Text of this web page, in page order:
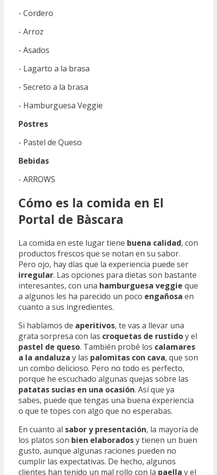
- Cordero
- Arroz
- Asados
- Lagarto a la brasa
- Secreto a la brasa
- Hamburguesa Veggie
Postres
- Pastel de Queso
Bebidas
- ARROWS
Cómo es la comida en El
Portal de Bàscara
La comida en este lugar tiene buena calidad, con
productos frescos que se notan en su sabor.
Pero ojo, hay días que la experiencia puede ser
irregular. Las opciones para dietas son bastante
interesantes, con una hamburguesa veggie que
a algunos les ha parecido un poco engañosa en
cuanto a sus ingredientes.
Si hablamos de aperitivos, te vas a llevar una
grata sorpresa con las croquetas de rustidoy el
pastel de queso. También probé los calamares
a la andaluza y las palomitas con cava, que son
un combo delicioso. Pero no todo es perfecto,
porque he escuchado algunas quejas sobre las
patatas sucias en una ocasión. Así que ya
sabes, puede que tengas una buena experiencia
o que te topes con algo que no esperabas.
En cuanto al sabor y presentación, la mayoría de
los platos son bien elaboradosy tienen un buen
gusto, aunque algunas raciones pueden no
cumplir las expectativas. De hecho, algunos
clientes han tenido un mal rollo con la paella y el